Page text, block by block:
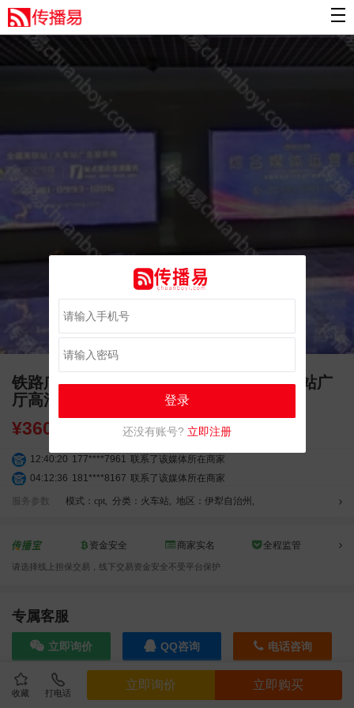
收藏 打电话
立即询价 立即购买
铁路广告 新疆伊犁哈萨克自治州伊宁站出站广
厅高清灯箱广告
¥3600.00
12:40:20 177****7961 联系了该媒体所在商家
04:12:36 181****8167 联系了该媒体所在商家
04:16:44 181****0078
联系了该媒体所在商家
10:08:47
155****5272
联系了该媒体所在商家
02:32:27 176****3456 联系了该媒体所在商家
11:44:28
05:24:34 186****8762
联系了该媒体所在商家
05:17:23
联系了该媒体所在商家
153****4020 联系了该媒体所在商家
服务参数 模式：cpt, 分类：火车站, 地区：伊犁自治州 ,
资金安全 商家实名 全程监管
请选择线上担保交易，线下交易资金安全不受平台保护
专属客服
立即询价 QQ咨询 电话咨询
效果截图
登录
还没有账号? 立即注册